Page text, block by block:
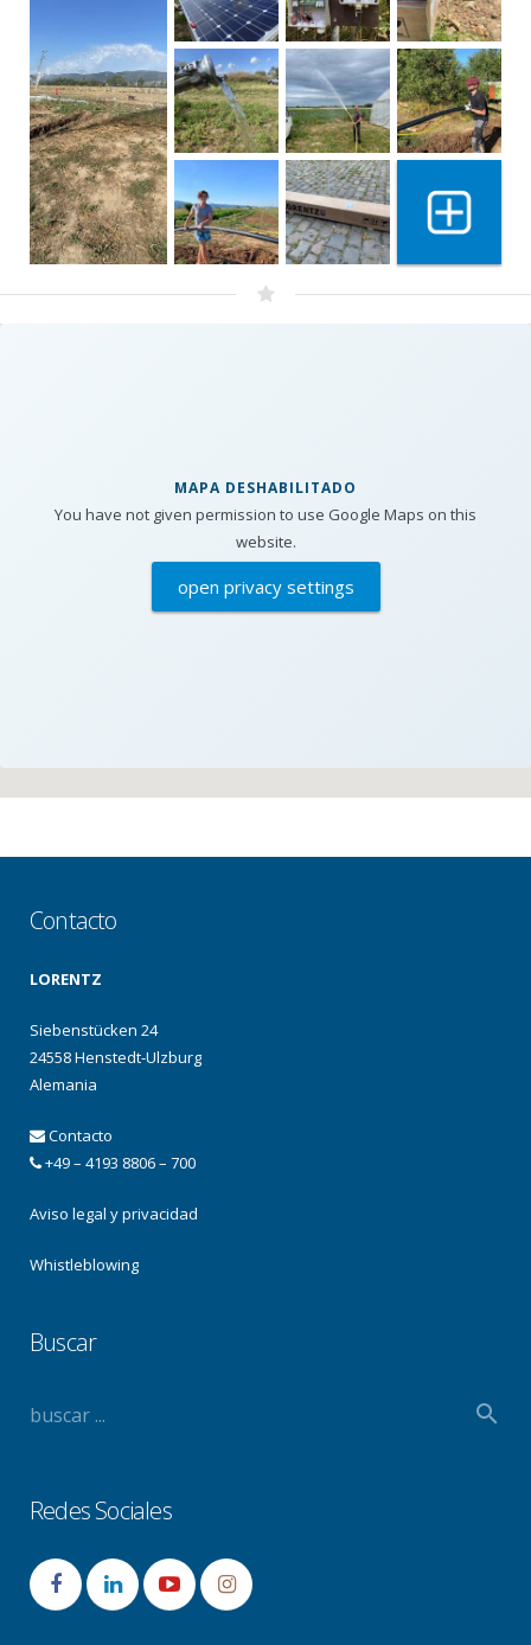
Show 3
MAPA DESHABILITADO
You have not given permission to use Google Maps on this
website.
open privacy settings
Contacto
LORENTZ
Siebenstücken 24
24558 Henstedt-Ulzburg
Alemania
Contacto
+49 – 4193 8806 – 700
Aviso legal y privacidad
Whistleblowing
Buscar
Redes Sociales